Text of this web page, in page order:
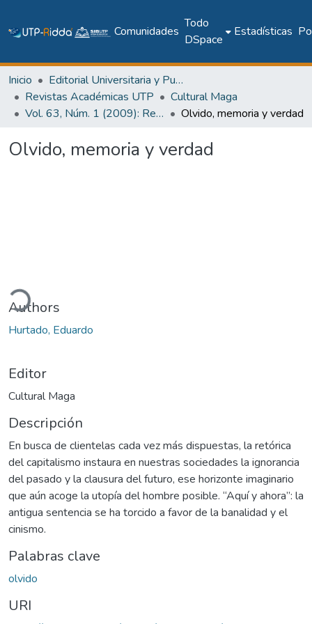
Comunidades
Todo
DSpace
Estadísticas
Inicio
Editorial Universitaria y Publicaciones Seriadas
Revistas Académicas UTP
Cultural Maga
Vol. 63, Núm. 1 (2009): Revista Maga
Olvido, memoria y verdad
Olvido, memoria y verdad
Authors
Hurtado, Eduardo
Editor
Cultural Maga
Descripción
En busca de clientelas cada vez más dispuestas, la retórica
del capitalismo instaura en nuestras sociedades la ignorancia
del pasado y la clausura del futuro, ese horizonte imaginario
que aún acoge la utopía del hombre posible. “Aquí y ahora”: la
antigua sentencia se ha torcido a favor de la banalidad y el
cinismo.
Palabras clave
olvido
URI